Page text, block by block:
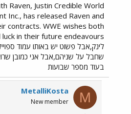
Raven, Justin Credible World
Inc., has released Raven and
contracts. WWE wishes both
לינק,אבל פשוט יש באותו עמוד
בעוד מספר שבועות
M
MetalliKosta
New member